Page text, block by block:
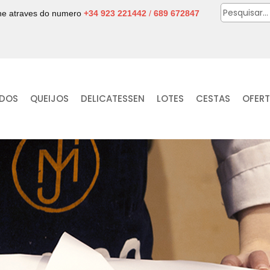
atraves do numero +34 923 221442 / 689 672847
QUEIJOS DELICATESSEN LOTES CESTAS